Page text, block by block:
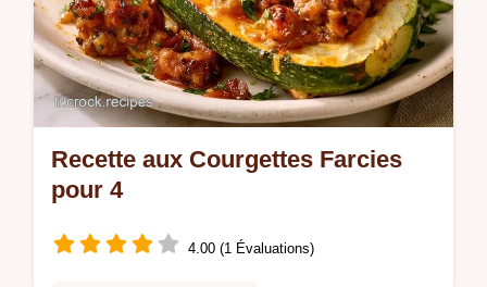
Recette aux Courgettes Farcies
pour 4
4.00 (1 Évaluations)